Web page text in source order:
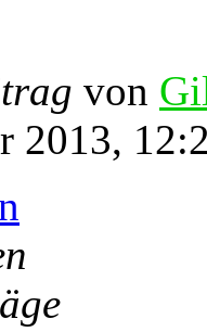
von
2013,